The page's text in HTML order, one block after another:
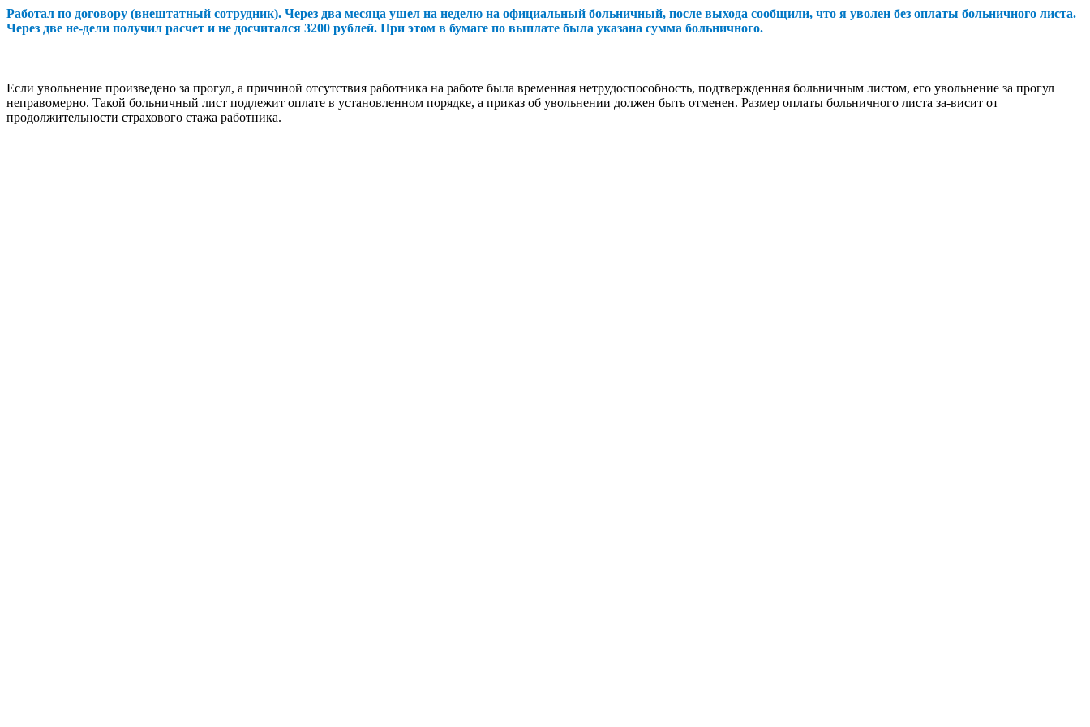
Работал по договору (внештатный сотрудник). Через два месяца ушел на неделю на официальный больничный, после выхода сообщили, что я уволен без оплаты больничного листа.
Через две не-дели получил расчет и не досчитался 3200 рублей. При этом в бумаге по выплате была указана сумма больничного.
Если увольнение произведено за прогул, а причиной отсутствия работника на работе была временная нетрудоспособность, подтвержденная больничным листом, его увольнение за прогул
неправомерно. Такой больничный лист подлежит оплате в установленном порядке, а приказ об увольнении должен быть отменен. Размер оплаты больничного листа за-висит от
продолжительности страхового стажа работника.